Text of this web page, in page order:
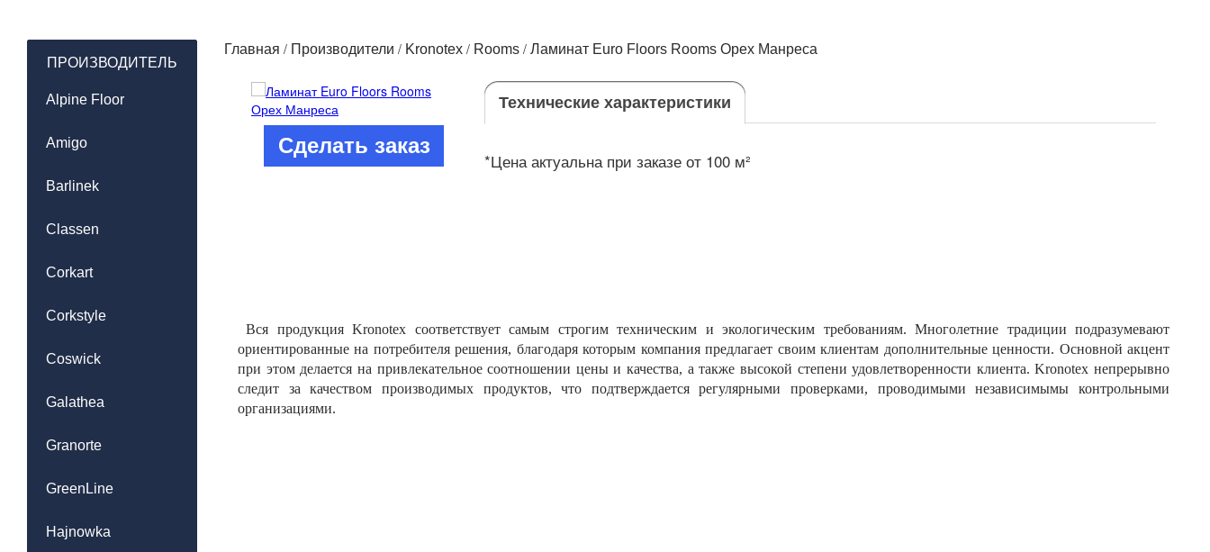
ПРОИЗВОДИТЕЛЬ
Alpine Floor
Amigo
Barlinek
Classen
Corkart
Corkstyle
Coswick
Galathea
Granorte
GreenLine
Hajnowka
Главная / Производители / Kronotex / Rooms / Ламинат Euro Floors Rooms Орех Манреса
Сделать заказ
Технические характеристики
*Цена актуальна при заказе от 100 м²
Вся продукция Kronotex соответствует самым строгим техническим и экологическим требованиям. Многолетние традиции подразумевают
ориентированные на потребителя решения, благодаря которым компания предлагает своим клиентам дополнительные ценности. Основной акцент
при этом делается на привлекательное соотношении цены и качества, а также высокой степени удовлетворенности клиента. Kronotex непрерывно
следит за качеством производимых продуктов, что подтверждается регулярными проверками, проводимыми независимымы контрольными
организациями.